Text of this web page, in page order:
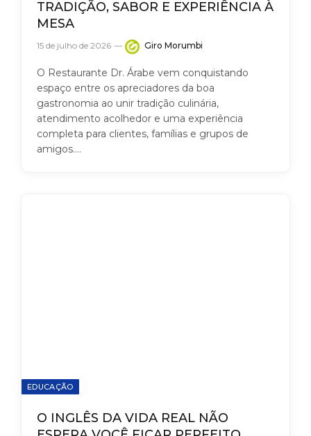
TRADIÇÃO, SABOR E EXPERIÊNCIA À
MESA
15 de julho de 2026 Giro Morumbi
O Restaurante Dr. Árabe vem conquistando
espaço entre os apreciadores da boa
gastronomia ao unir tradição culinária,
atendimento acolhedor e uma experiência
completa para clientes, famílias e grupos de
amigos.…
EDUCAÇÃO
O INGLÊS DA VIDA REAL NÃO